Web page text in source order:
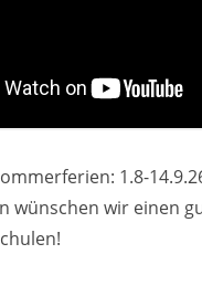
1.8-
wünschen wir einen